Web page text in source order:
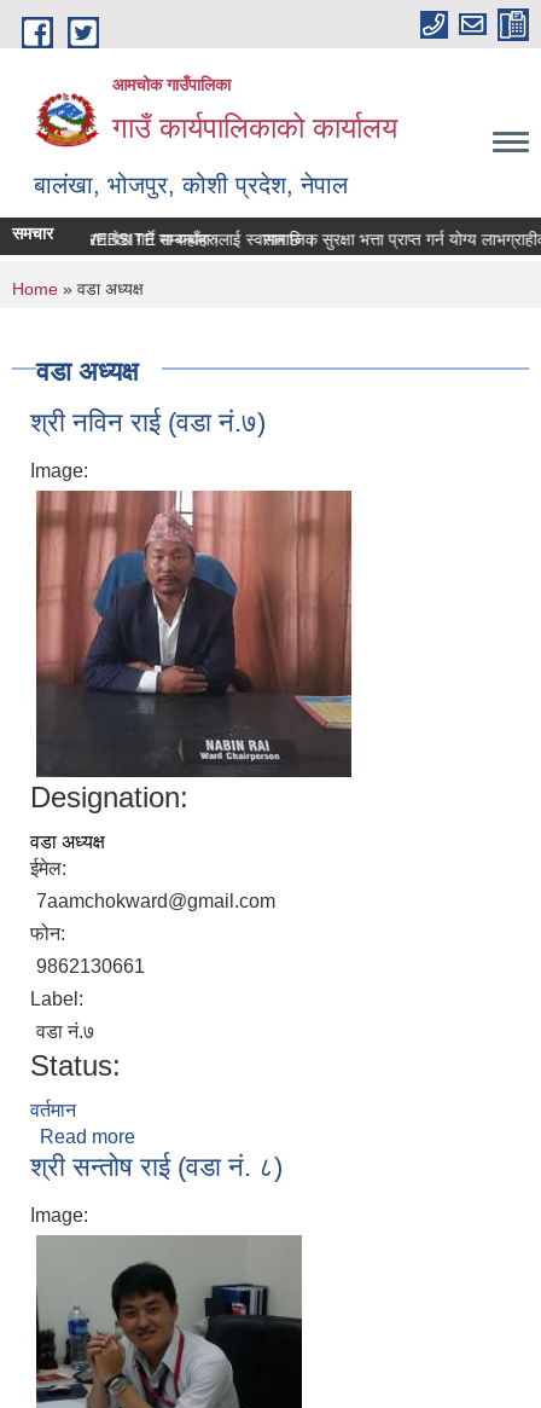
Skip to main content
आमचोक गाउँपालिका
गाउँ कार्यपालिकाको कार्यालय
बालंखा, भोजपुर, कोशी प्रदेश, नेपाल
WEBSITE मा यहाँहरुलाई स्वागत छ ।
समचार
सम्पत्ति विवरण पेश गर्ने सम्बन्धमा। सामाजिक सुरक्षा भत्ता प्राप्‍त गर्न योग्य
You are here
Home » वडा अध्यक्ष
वडा अध्यक्ष
श्री नविन राई (वडा नं.७)
Image:
Designation:
वडा अध्यक्ष
ईमेल:
7aamchokward@gmail.com
फोन:
9862130661
Label:
वडा नं.७
Status:
वर्तमान
Read more
श्री सन्तोष राई (वडा नं. ८)
Image: